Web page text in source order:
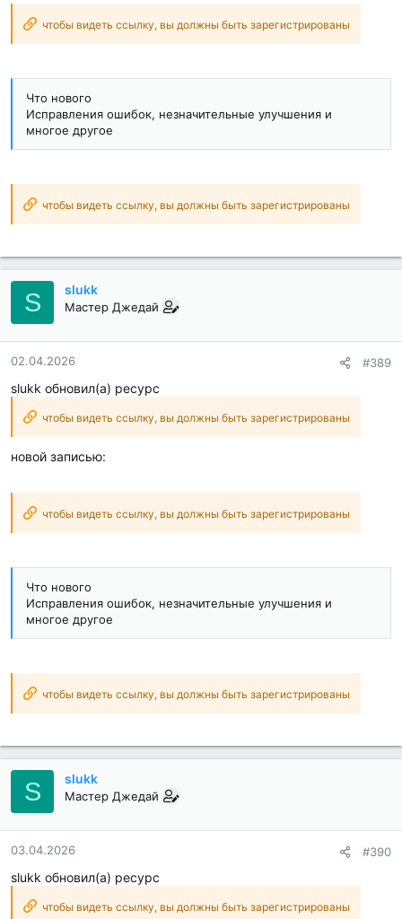
чтобы видеть ссылку, вы должны быть зарегистрированы
Что нового
Исправления ошибок, незначительные улучшения и
многое другое
чтобы видеть ссылку, вы должны быть зарегистрированы
S slukk
Мастер Джедай
02.04.2026 #389
slukk обновил(а) ресурс
чтобы видеть ссылку, вы должны быть зарегистрированы
новой записью:
чтобы видеть ссылку, вы должны быть зарегистрированы
Что нового
Исправления ошибок, незначительные улучшения и
многое другое
чтобы видеть ссылку, вы должны быть зарегистрированы
S slukk
Мастер Джедай
03.04.2026 #390
slukk обновил(а) ресурс
чтобы видеть ссылку, вы должны быть зарегистрированы